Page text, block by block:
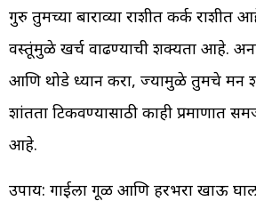
गुरु तुमच्या बाराव्या राशीत कर्क राशीत
वस्तूंमुळे खर्च वाढण्याची शक्यता आहे.
आणि थोडे ध्यान करा, ज्यामुळे तुमचे मन
शांतता टिकवण्यासाठी काही प्रमाणात
आहे.
उपाय: गाईला गूळ आणि हरभरा खाऊ